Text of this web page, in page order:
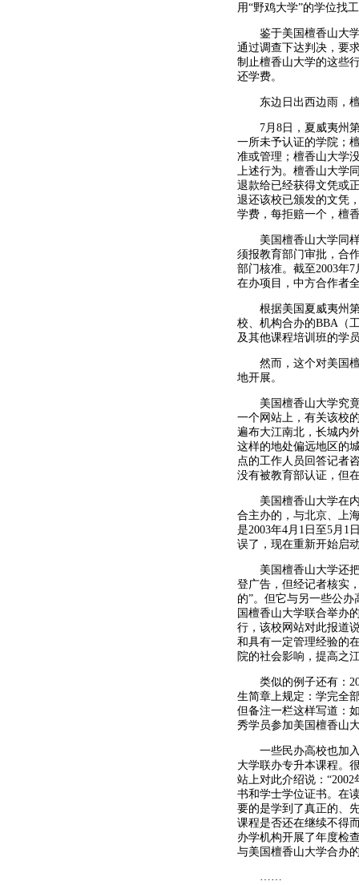
用“野鸡大学”的学位找
鉴于美国檀香山大学
通过调查下达判决，要
制止檀香山大学的这些
还学费。
东边日出西边雨，檀
7月8日，夏威夷州第
一所未予认证的学院；
准或管理；檀香山大学
上述行为。檀香山大学
退款给已经获得文凭或
退还该校已颁发的文凭
学费，每拒赔一个，檀
美国檀香山大学同样
须报教育部门审批，合
部门核准。截至2003年
在办项目，中方合作者
根据美国夏威夷州第
校、机构合办的BBA（
及其他课程培训班的学
然而，这个对美国檀
地开展。
美国檀香山大学究竟
一个网站上，有关该校
遍布大江南北，长城内
这样的地处偏远地区的
点的工作人员回答记者
没有被教育部认证，但
美国檀香山大学在内
合主办的，与北京、上
是2003年4月1日至5月1
误了，现在重新开始启
美国檀香山大学还把
登广告，但经记者核实
的”。但它与另一些公
国檀香山大学联合举办
行，该校网站对此报道
和具有一定管理经验的
院的社会影响，提高之
类似的例子还有：
生简章上规定：学完全
但备注一栏这样写道：
秀学员参加美国檀香山
一些民办高校也加入
大学联办专升本课程。
站上对此介绍说：
书和学士学位证书。在
要的是学到了真正的、
课程是否还在继续不得
办学机构开展了年度检
与美国檀香山大学合办
……